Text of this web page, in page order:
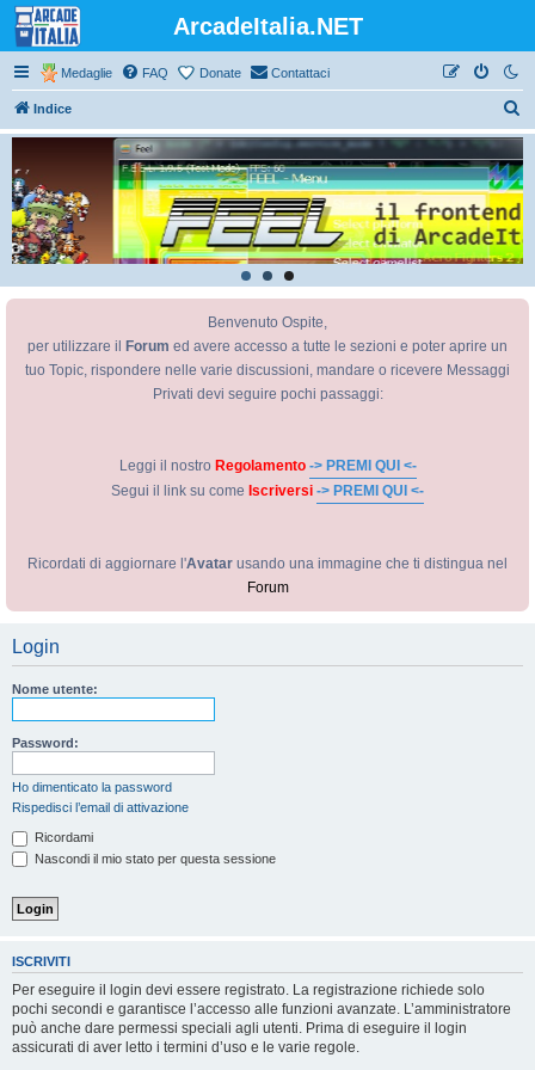
ArcadeItalia.NET
Medaglie FAQ Donate Contattaci
Indice
e
r
c
Benvenuto Ospite,
per utilizzare il
Forum ed avere accesso a tutte le sezioni e poter aprire un
tuo Topic, rispondere nelle varie discussioni, mandare o ricevere Messaggi
Privati devi seguire pochi passaggi:
Leggi il nostro Regolamento -> PREMI QUI <-
Segui il link su come Iscriversi -> PREMI QUI <-
Ricordati di aggiornare l'Avatar usando una immagine che ti distingua nel
Forum
Login
Nome utente:
Password:
Ho dimenticato la password
Rispedisci l’email di attivazione
Ricordami
Nascondi il mio stato per questa sessione
ISCRIVITI
Per eseguire il login devi essere registrato. La registrazione richiede solo
pochi secondi e garantisce l’accesso alle funzioni avanzate. L’amministratore
può anche dare permessi speciali agli utenti. Prima di eseguire il login
assicurati di aver letto i termini d’uso e le varie regole.